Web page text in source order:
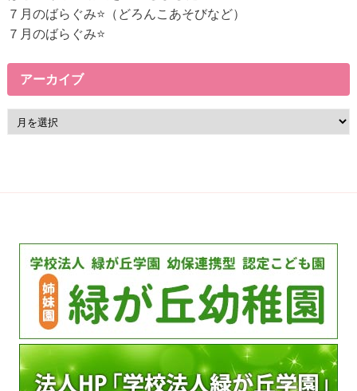
ン
ク
７月のばらぐみ⭐（どろんこあそびなど）
７月のばらぐみ⭐
アーカイブ
ー
ブ